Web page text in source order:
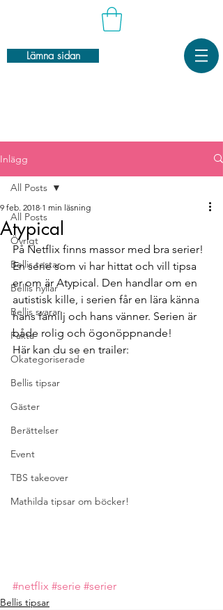
Lämna sidan
Inlägg
All Posts
Övrigt
Bellis testar
Bellis hyllar
Bellis svarar
Fakta
Okategoriserade
Bellis tipsar
Gäster
Berättelser
Event
TBS takeover
Mathilda tipsar om böcker!
All Posts
Atypical
9 feb. 2018 1 min läsning
På Netflix finns massor med bra serier!
En serie som vi har hittat och vill tipsa
er om är Atypical. Den handlar om en
autistisk kille, i serien får en lära känna
hans familj och hans vänner. Serien är
både rolig och ögonöppnande!
Här kan du se en trailer:
#netflix #serie #serier
Bellis tipsar